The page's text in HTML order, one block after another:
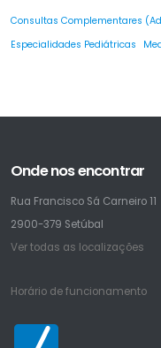
Consultas Complementares
Especialidades Pediátricas
Onde nos encontrar
Rua Francisco Sá Carneiro 11
2900-379 Setúbal
Ver todas as localizações
Horário de funcionamento